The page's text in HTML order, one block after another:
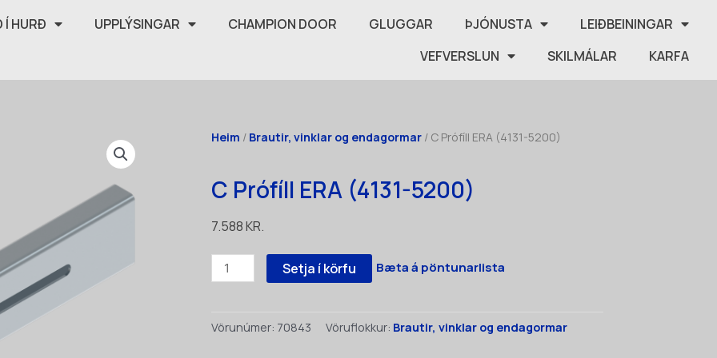
Í HURÐ UPPLÝSINGAR CHAMPION DOOR GLUGGAR ÞJÓNUSTA
LEIÐBEININGAR
VEFVERSLUN
SKILMÁLAR KARFA
Heim / Brautir, vinklar og endagormar / C Prófíll ERA (4131-5200)
C Prófíll ERA (4131-5200)
7.588KR.
Prófíll
(4131-
Setja í körfu Bæta á pöntunarlista
Vörunúmer: 70843 Vöruflokkur: Brautir, vinklar og endagormar